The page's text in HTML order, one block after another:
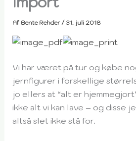
Af Bente Rehder /31. juli 2018
Vi har været på tur og købe
jernfigurer i forskellige
jo ellers at “alt er
ikke alt vi kan lave – og disse
altså slet ikke stå for.